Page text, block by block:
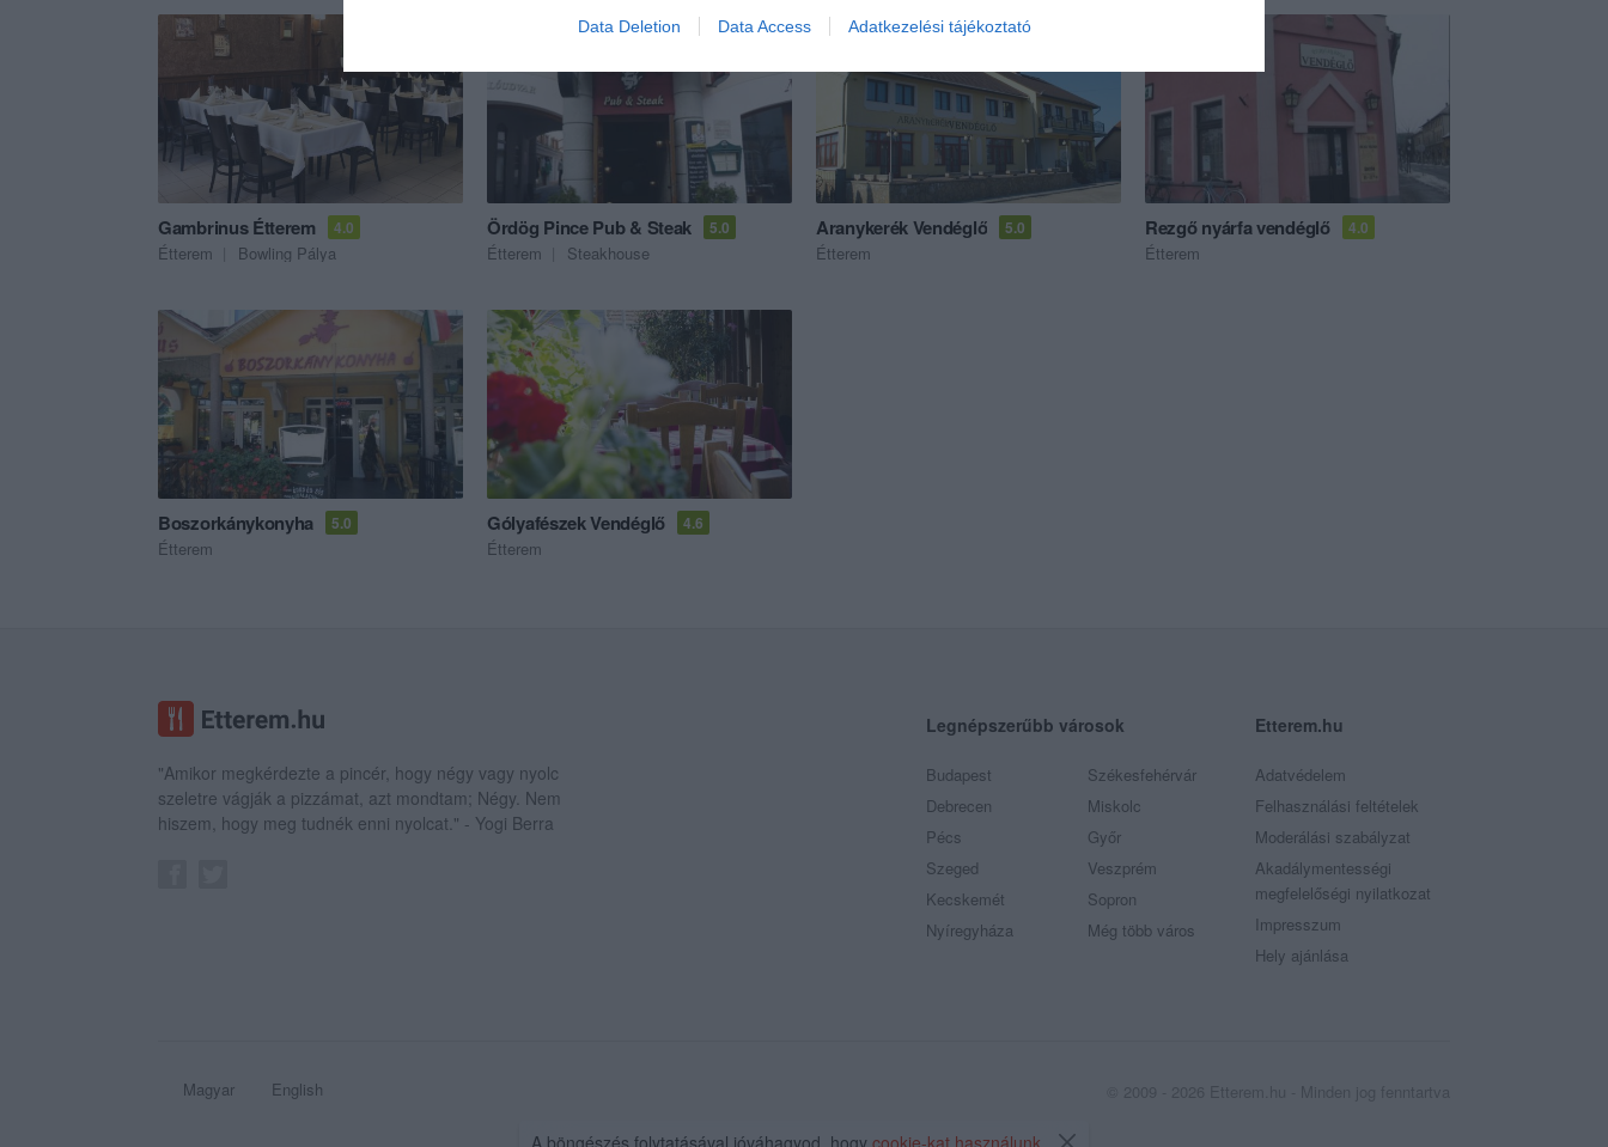
Data Deletion Data Access Adatkezelési tájékoztató
Gambrinus Étterem 4.0
Étterem Bowling Pálya
Ördög Pince Pub & Steak 5.0
Étterem Steakhouse
Aranykerék Vendéglő 5.0
Étterem
Rezgő nyárfa vendéglő 4.0
Étterem
Boszorkánykonyha 5.0
Étterem
Gólyafészek Vendéglő 4.6
Étterem
"Amikor megkérdezte a pincér, hogy négy vagy nyolc
szeletre vágják a pizzámat, azt mondtam; Négy. Nem
hiszem, hogy meg tudnék enni nyolcat." - Yogi Berra
Legnépszerűbb városok
Budapest
Debrecen
Pécs
Szeged
Kecskemét
Nyíregyháza
Székesfehérvár
Miskolc
Győr
Veszprém
Sopron
Még több város
Etterem.hu
Adatvédelem
Felhasználási feltételek
Moderálási szabályzat
Akadálymentességi
megfelelőségi nyilatkozat
Impresszum
Hely ajánlása
Magyar English
A böngészés folytatásával jóváhagyod, hogy cookie-kat használunk